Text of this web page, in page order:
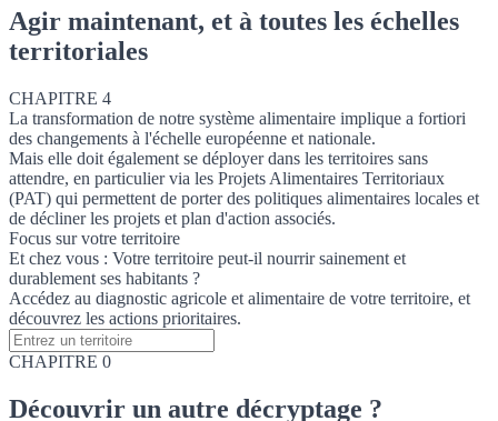
Agir maintenant, et à toutes les échelles
territoriales
CHAPITRE 4
La transformation de notre système alimentaire implique a fortiori
des changements à l'échelle européenne et nationale.
Mais elle doit également se déployer dans les territoires sans
attendre, en particulier via les Projets Alimentaires Territoriaux
(PAT) qui permettent de porter des politiques alimentaires locales et
de décliner les projets et plan d'action associés.
Focus sur votre territoire
Et chez vous : Votre territoire peut-il nourrir sainement et
durablement ses habitants ?
Accédez au diagnostic agricole et alimentaire de votre territoire, et
découvrez les actions prioritaires.
CHAPITRE 0
Découvrir un autre décryptage ?